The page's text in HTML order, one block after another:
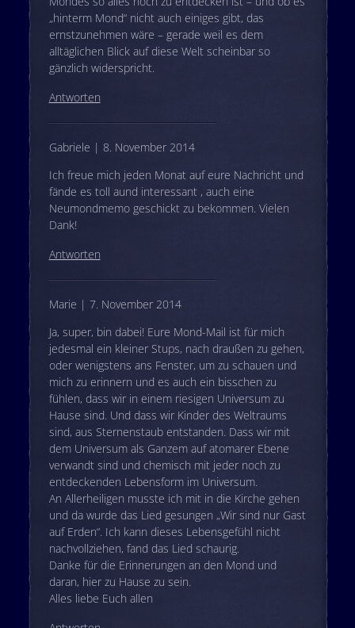
„hinterm Mond“ nicht auch einiges gibt, das
ernstzunehmen wäre – gerade weil es dem
alltäglichen Blick auf diese Welt scheinbar so
gänzlich widerspricht.
Antworten
Gabriele | 8. November 2014
Ich freue mich jeden Monat auf eure Nachricht und
fände es toll aund interessant , auch eine
Neumondmemo geschickt zu bekommen. Vielen
Dank!
Antworten
Marie | 7. November 2014
Ja, super, bin dabei! Eure Mond-Mail ist für mich
jedesmal ein kleiner Stups, nach draußen zu gehen,
oder wenigstens ans Fenster, um zu schauen und
mich zu erinnern und es auch ein bisschen zu
fühlen, dass wir in einem riesigen Universum zu
Hause sind. Und dass wir Kinder des Weltraums
sind, aus Sternenstaub entstanden. Dass wir mit
dem Universum als Ganzem auf atomarer Ebene
verwandt sind und chemisch mit jeder noch zu
entdeckenden Lebensform im Universum.
An Allerheiligen musste ich mit in die Kirche gehen
und da wurde das Lied gesungen „Wir sind nur Gast
auf Erden“. Ich kann dieses Lebensgefühl nicht
nachvollziehen, fand das Lied schaurig.
Danke für die Erinnerungen an den Mond und
daran, hier zu Hause zu sein.
Alles liebe Euch allen